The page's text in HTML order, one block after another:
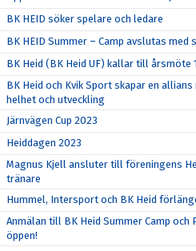
BK HEID söker spelare och ledare
BK HEID Summer – Camp avslutas med
BK Heid (BK Heid UF) kallar till årsmöte
BK Heid och Kvik Sport skapar en
helhet och utveckling
Järnvägen Cup 2023
Heiddagen 2023
Magnus Kjell ansluter till föreningens
tränare
Hummel, Intersport och BK Heid
Anmälan till BK Heid Summer Camp och
öppen!